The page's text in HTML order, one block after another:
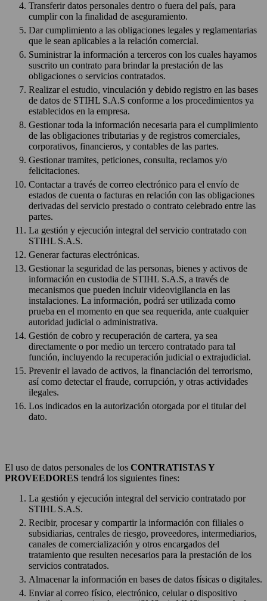
Transferir datos personales dentro o fuera del país, para
cumplir con la finalidad de aseguramiento.
Dar cumplimiento a las obligaciones legales y reglamentarias
que le sean aplicables a la relación comercial.
Suministrar la información a terceros con los cuales hayamos
suscrito un contrato para brindar la prestación de las
obligaciones o servicios contratados.
Realizar el estudio, vinculación y debido registro en las bases
de datos de STIHL S.A.S conforme a los procedimientos ya
establecidos en la empresa.
Gestionar toda la información necesaria para el cumplimiento
de las obligaciones tributarias y de registros comerciales,
corporativos, financieros, y contables de las partes.
Gestionar tramites, peticiones, consulta, reclamos y/o
felicitaciones.
Contactar a través de correo electrónico para el envío de
estados de cuenta o facturas en relación con las obligaciones
derivadas del servicio prestado o contrato celebrado entre las
partes.
La gestión y ejecución integral del servicio contratado con
STIHL S.A.S.
Generar facturas electrónicas.
Gestionar la seguridad de las personas, bienes y activos de
información en custodia de STIHL S.A.S, a través de
mecanismos que pueden incluir videovigilancia en las
instalaciones. La información, podrá ser utilizada como
prueba en el momento en que sea requerida, ante cualquier
autoridad judicial o administrativa.
Gestión de cobro y recuperación de cartera, ya sea
directamente o por medio un tercero contratado para tal
función, incluyendo la recuperación judicial o extrajudicial.
Prevenir el lavado de activos, la financiación del terrorismo,
así como detectar el fraude, corrupción, y otras actividades
ilegales.
Los indicados en la autorización otorgada por el titular del
dato.
El uso de datos personales de los CONTRATISTAS Y
PROVEEDORES tendrá los siguientes fines:
La gestión y ejecución integral del servicio contratado por
STIHL S.A.S.
Recibir, procesar y compartir la información con filiales o
subsidiarias, centrales de riesgo, proveedores, intermediarios,
canales de comercialización y otros encargados del
tratamiento que resulten necesarios para la prestación de los
servicios contratados.
Almacenar la información en bases de datos físicas o digitales.
Enviar al correo físico, electrónico, celular o dispositivo